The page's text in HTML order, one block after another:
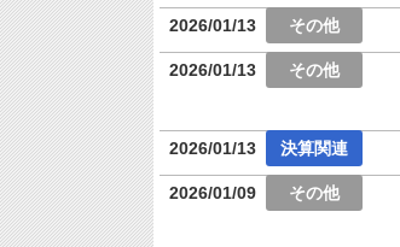
2026/01/13
2026/01/13
2026/01/13
2026/01/09